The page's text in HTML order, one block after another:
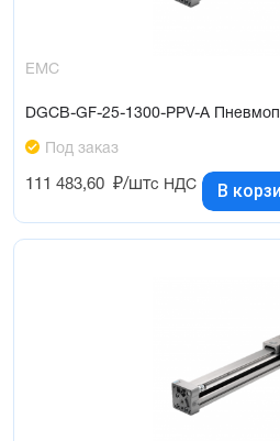
EMC
DGCB-GF-25-1300-PPV-A
Под заказ
111 483,60 ₽/штс НДС В